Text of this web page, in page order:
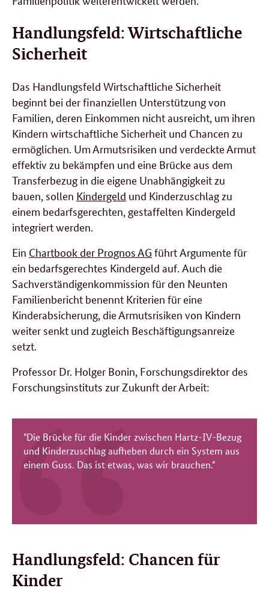
Handlungsfeld: Wirtschaftliche
Sicherheit
Das Handlungsfeld Wirtschaftliche Sicherheit
beginnt bei der finanziellen Unterstützung von
Familien, deren Einkommen nicht ausreicht, um ihren
Kindern wirtschaftliche Sicherheit und Chancen zu
ermöglichen. Um Armutsrisiken und verdeckte Armut
effektiv zu bekämpfen und eine Brücke aus dem
Transferbezug in die eigene Unabhängigkeit zu
bauen, sollen Kindergeld und Kinderzuschlag zu
einem bedarfsgerechten, gestaffelten Kindergeld
integriert werden.
Ein Chartbook der Prognos AG führt Argumente für
ein bedarfsgerechtes Kindergeld auf. Auch die
Sachverständigenkommission für den Neunten
Familienbericht benennt Kriterien für eine
Kinderabsicherung, die Armutsrisiken von Kindern
weiter senkt und zugleich Beschäftigungsanreize
setzt.
Professor Dr. Holger Bonin, Forschungsdirektor des
Forschungsinstituts zur Zukunft der Arbeit:
"Die Brücke für die Kinder zwischen Hartz-IV-Bezug
und Kinderzuschlag aufheben durch ein System aus
einem Guss. Das ist etwas, was wir brauchen."
Handlungsfeld: Chancen für
Kinder